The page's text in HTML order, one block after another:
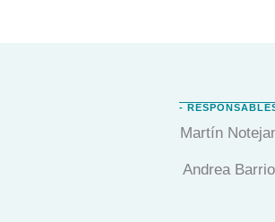
Martín
Andrea